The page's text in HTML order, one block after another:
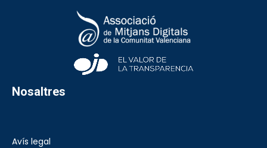
Nosaltres
Avís legal